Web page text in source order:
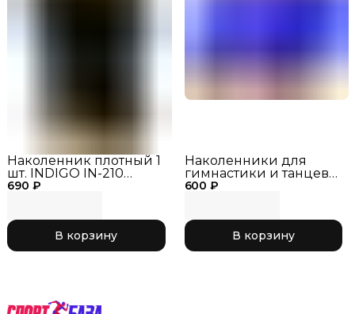
690 ₽
Наколенник плотный 1
шт. INDIGO IN-210
Черный, р. M
В корзину
600 ₽
Наколенники для
гимнастики и танцев
INDIGO SM-113 Василек,
В корзину